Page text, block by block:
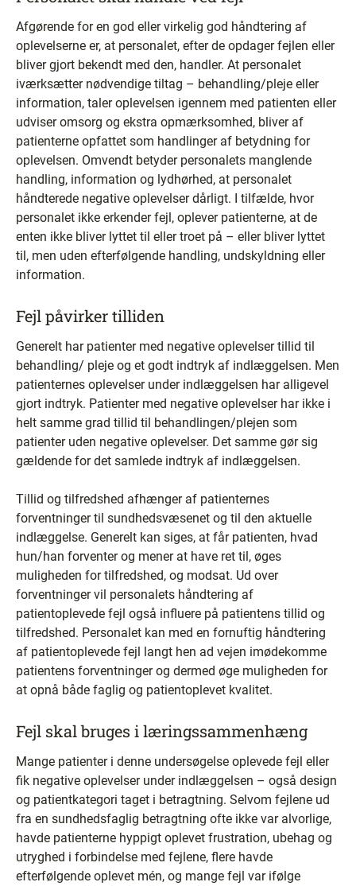
Afgørende for en god eller virkelig god håndtering af
oplevelserne er, at personalet, efter de opdager fejlen eller
bliver gjort bekendt med den, handler. At personalet
iværksætter nødvendige tiltag – behandling/pleje eller
information, taler oplevelsen igennem med patienten eller
udviser omsorg og ekstra opmærksomhed, bliver af
patienterne opfattet som handlinger af betydning for
oplevelsen. Omvendt betyder personalets manglende
handling, information og lydhørhed, at personalet
håndterede negative oplevelser dårligt. I tilfælde, hvor
personalet ikke erkender fejl, oplever patienterne, at de
enten ikke bliver lyttet til eller troet på – eller bliver lyttet
til, men uden efterfølgende handling, undskyldning eller
information.
Fejl påvirker tilliden
Generelt har patienter med negative oplevelser tillid til
behandling/ pleje og et godt indtryk af indlæggelsen. Men
patienternes oplevelser under indlæggelsen har alligevel
gjort indtryk. Patienter med negative oplevelser har ikke i
helt samme grad tillid til behandlingen/plejen som
patienter uden negative oplevelser. Det samme gør sig
gældende for det samlede indtryk af indlæggelsen.
Tillid og tilfredshed afhænger af patienternes
forventninger til sundhedsvæsenet og til den aktuelle
indlæggelse. Generelt kan siges, at får patienten, hvad
hun/han forventer og mener at have ret til, øges
muligheden for tilfredshed, og modsat. Ud over
forventninger vil personalets håndtering af
patientoplevede fejl også influere på patientens tillid og
tilfredshed. Personalet kan med en fornuftig håndtering
af patientoplevede fejl langt hen ad vejen imødekomme
patientens forventninger og dermed øge muligheden for
at opnå både faglig og patientoplevet kvalitet.
Fejl skal bruges i læringssammenhæng
Mange patienter i denne undersøgelse oplevede fejl eller
fik negative oplevelser under indlæggelsen – også design
og patientkategori taget i betragtning. Selvom fejlene ud
fra en sundhedsfaglig betragtning ofte ikke var alvorlige,
havde patienterne hyppigt oplevet frustration, ubehag og
utryghed i forbindelse med fejlene, flere havde
efterfølgende oplevet mén, og mange fejl var ifølge